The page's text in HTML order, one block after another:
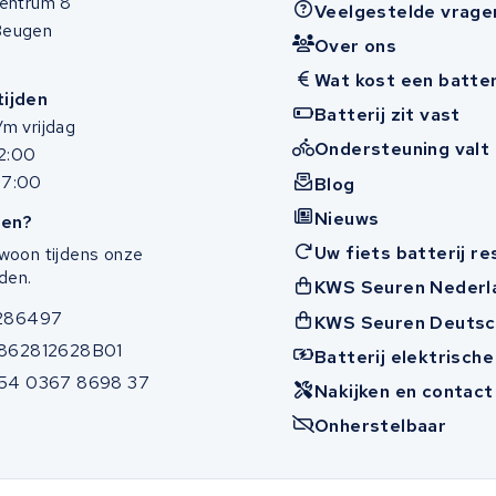
vrijdag
tijdens onze
0367 8698 37
Veelgestelde
Over ons
Wat kost een
Batterij zit vast
Ondersteuning valt
Blog
Nieuws
Uw fiets batterij
KWS Seuren
KWS Seuren
Batterij
Nakijken en
Onherstelbaar